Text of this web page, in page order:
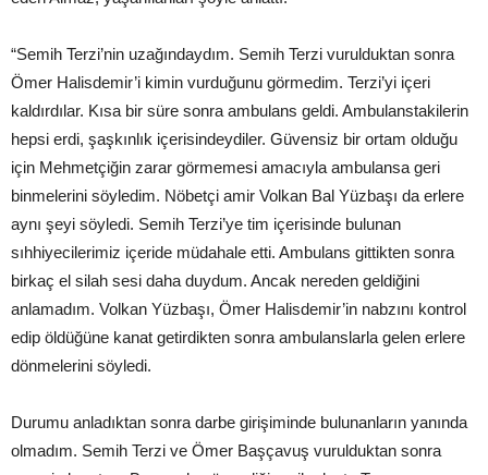
“Semih Terzi’nin uzağındaydım. Semih Terzi vurulduktan sonra
Ömer Halisdemir’i kimin vurduğunu görmedim. Terzi’yi içeri
kaldırdılar. Kısa bir süre sonra ambulans geldi. Ambulanstakilerin
hepsi erdi, şaşkınlık içerisindeydiler. Güvensiz bir ortam olduğu
için Mehmetçiğin zarar görmemesi amacıyla ambulansa geri
binmelerini söyledim. Nöbetçi amir Volkan Bal Yüzbaşı da erlere
aynı şeyi söyledi. Semih Terzi’ye tim içerisinde bulunan
sıhhiyecilerimiz içeride müdahale etti. Ambulans gittikten sonra
birkaç el silah sesi daha duydum. Ancak nereden geldiğini
anlamadım. Volkan Yüzbaşı, Ömer Halisdemir’in nabzını kontrol
edip öldüğüne kanat getirdikten sonra ambulanslarla gelen erlere
dönmelerini söyledi.
Durumu anladıktan sonra darbe girişiminde bulunanların yanında
olmadım. Semih Terzi ve Ömer Başçavuş vurulduktan sonra